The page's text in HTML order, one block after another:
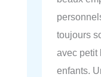
toujours
avec petit
enfants.